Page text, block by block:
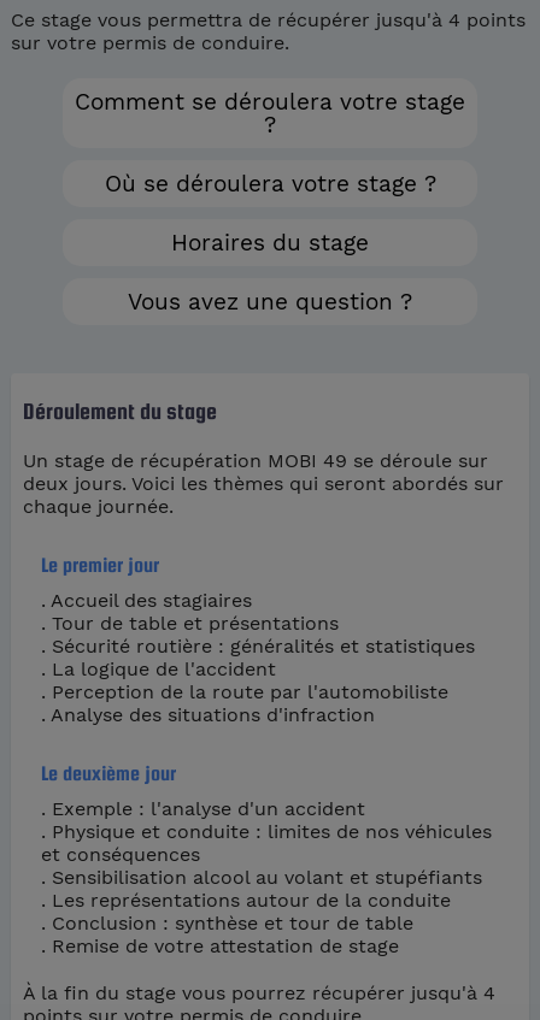
Ce stage vous permettra de récupérer jusqu'à 4 points
sur votre permis de conduire.
Comment se déroulera votre stage
?
Où se déroulera votre stage ?
Horaires du stage
Vous avez une question ?
Déroulement du stage
Un stage de récupération MOBI 49 se déroule sur
deux jours. Voici les thèmes qui seront abordés sur
chaque journée.
Le premier jour
Accueil des stagiaires
Tour de table et présentations
Sécurité routière : généralités et statistiques
La logique de l'accident
Perception de la route par l'automobiliste
Analyse des situations d'infraction
Le deuxième jour
Exemple : l'analyse d'un accident
Physique et conduite : limites de nos véhicules
et conséquences
Sensibilisation alcool au volant et stupéfiants
Les représentations autour de la conduite
Conclusion : synthèse et tour de table
Remise de votre attestation de stage
À la fin du stage vous pourrez récupérer jusqu'à 4